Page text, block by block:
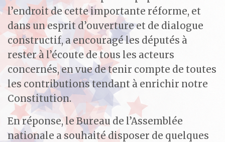
l’endroit de cette importante réforme, et
dans un esprit d’ouverture et de dialogue
constructif, a encouragé les députés à
rester à l’écoute de tous les acteurs
concernés, en vue de tenir compte de toutes
les contributions tendant à enrichir notre
Constitution.
En réponse, le Bureau de l’Assemblée
nationale a souhaité disposer de quelques